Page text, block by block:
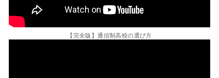
【完全版】通信制高校の選び方